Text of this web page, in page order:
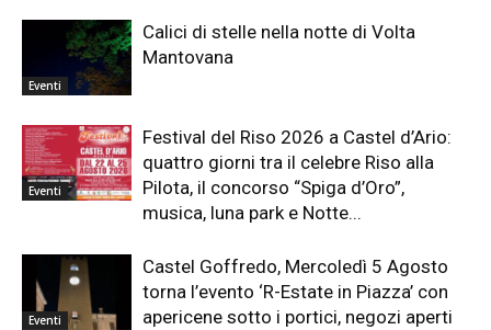
Eventi
Calici di stelle nella notte di Volta
Mantovana
Eventi
Festival del Riso 2026 a Castel d’Ario:
quattro giorni tra il celebre Riso alla
Pilota, il concorso “Spiga d’Oro”,
musica, luna park e Notte...
Eventi
Castel Goffredo, Mercoledì 5 Agosto
torna l’evento ‘R-Estate in Piazza’ con
apericene sotto i portici, negozi aperti